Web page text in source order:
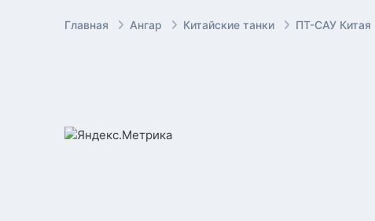
Главная Ангар Китайские танки ПТ-САУ Китая